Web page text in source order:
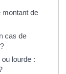
montant de
cas de
lourde :